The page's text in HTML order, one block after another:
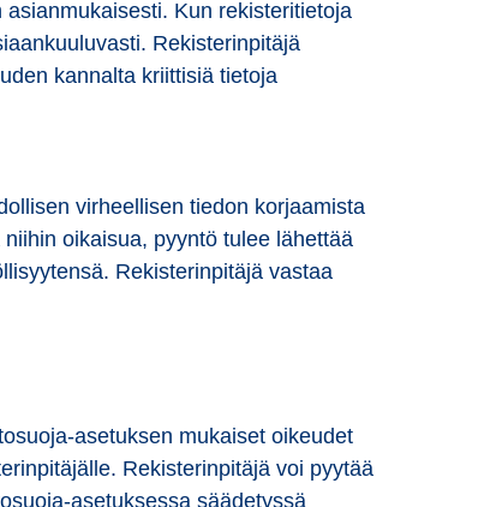
Kun rekisteritietoja
Rekisterinpitäjä
kannalta kriittisiä tietoja
virheellisen tiedon korjaamista
oikaisua, pyyntö tulee lähettää
Rekisterinpitäjä vastaa
asetuksen mukaiset oikeudet
Rekisterinpitäjä voi pyytää
asetuksessa säädetyssä